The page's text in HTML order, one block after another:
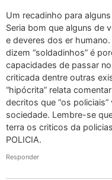
Um recadinho para
Seria bom que alguns de
e deveres dos er
dizem “soldadinhos” é
capacidades de passar
criticada dentre outras
“hipócrita” relata
decritos que “os
sociedade. Lembre-se
terra os criticos da
POLICIA.
Responder